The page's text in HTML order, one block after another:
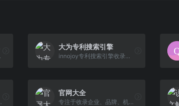
大为专利搜索引擎
innojoy专利搜索引擎收录全球105多个国家1.4亿多件专利数据,简单易用.专利搜索,innojoy专利搜索,中文专利搜索引擎,专利检索,专利查询,专利下载,发明专利查询网, 为我国颇具创新能力的科学家、研发人员、法律专业人士等提供技术情报和研发决策支持,帮助我国用户参与全球性竞争。
官网大全
专注于收录企业、品牌、机构、团体或个人的官方网站，官网大全的使命是帮助网民识别真正的官方网站，从而避开日益增多的山寨、冒牌网站，以维护官方网站的权威性。